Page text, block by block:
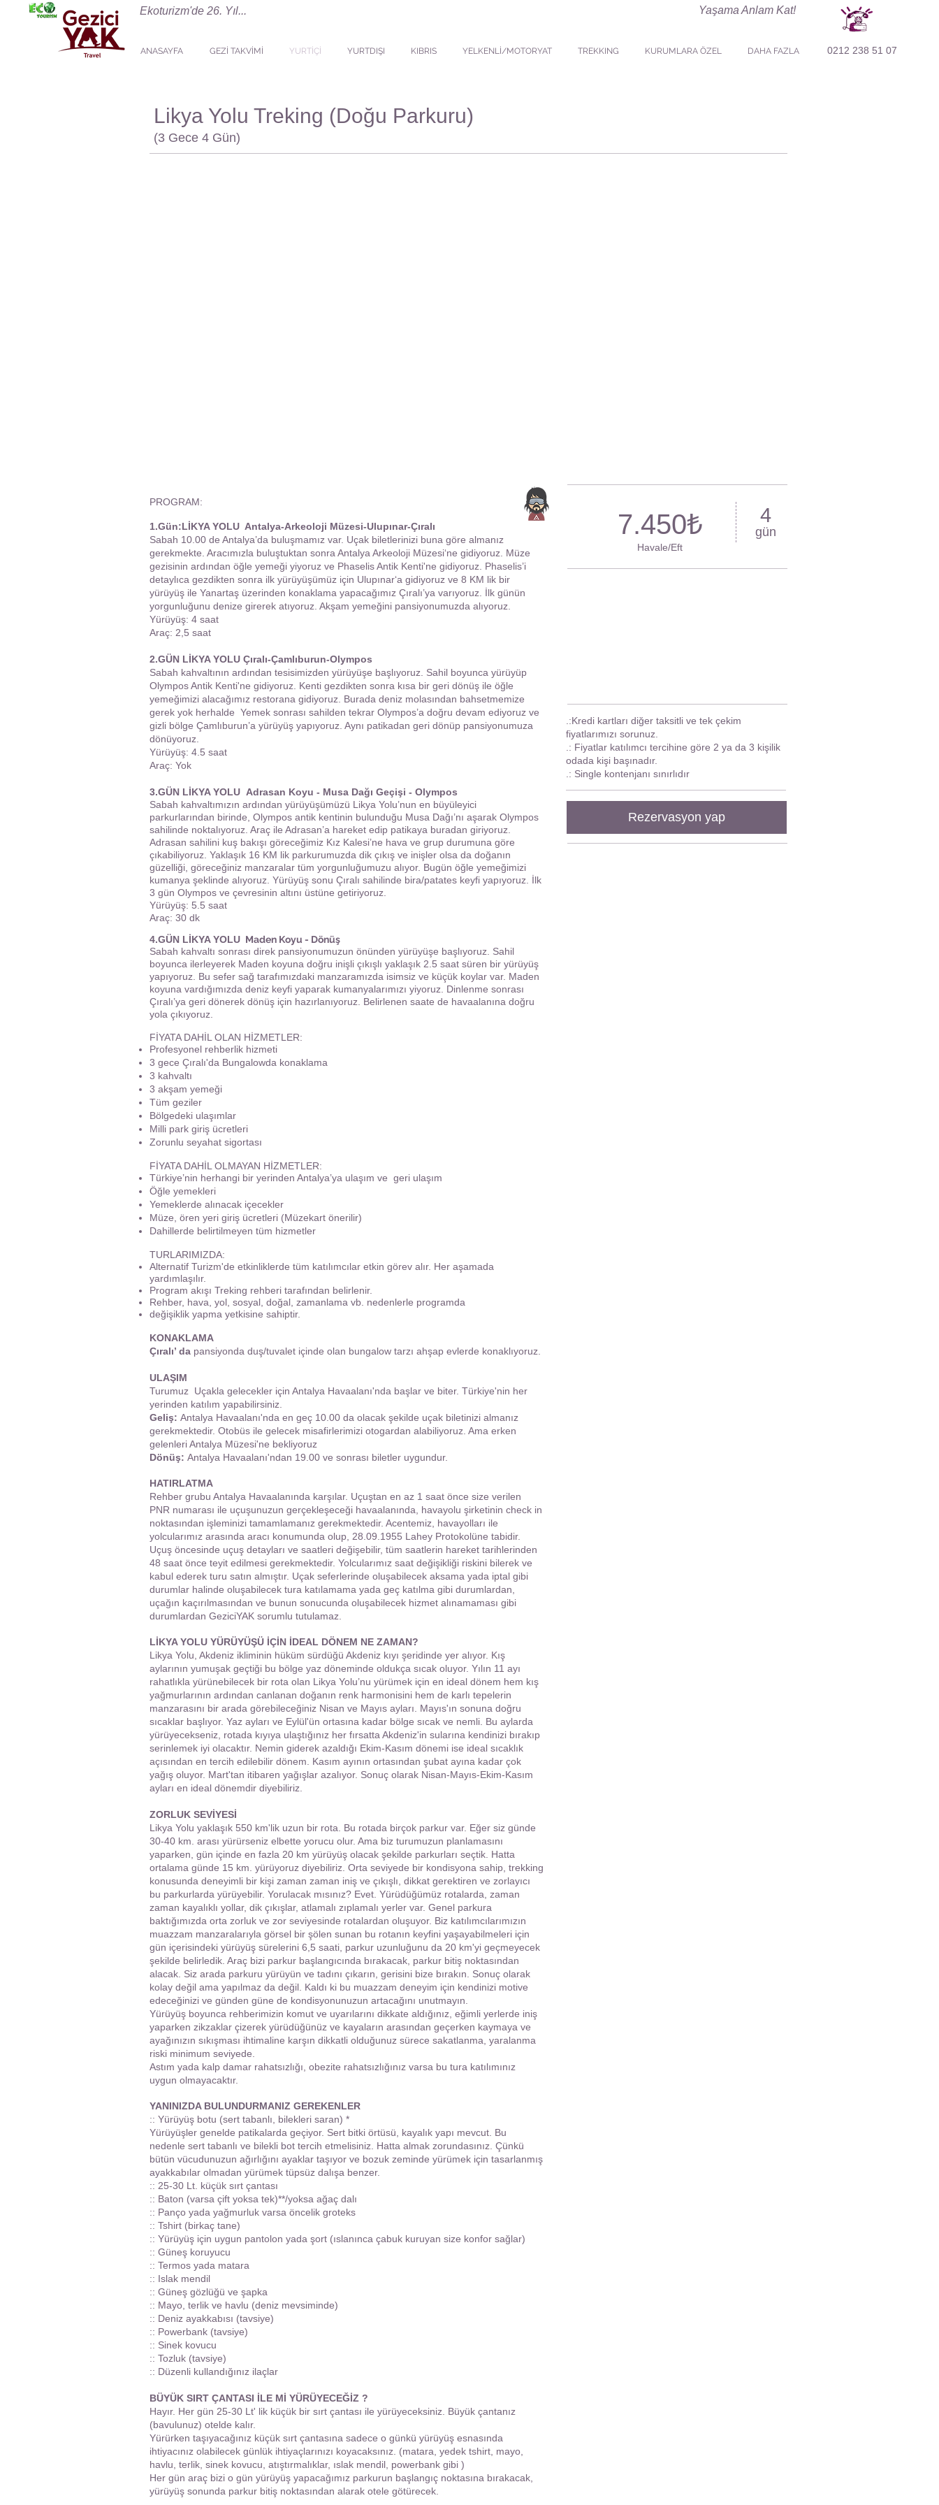
Ekoturizm'de 26. Yıl... Yaşama Anlam Kat!
ANASAYFA GEZİ TAKVİMİ YURTİÇİ YURTDIŞI KIBRIS YELKENLİ/MOTORYAT TREKKING KURUMLARA ÖZEL DAHA FAZLA 0212 238 51 07
Likya Yolu Treking (Doğu Parkuru)
(3 Gece 4 Gün)
PROGRAM:
1.Gün:LİKYA YOLU Antalya-Arkeoloji Müzesi-Ulupınar-Çıralı
Sabah 10.00 de Antalya’da buluşmamız var. Uçak biletlerinizi buna göre almanız
gerekmekte. Aracımızla buluştuktan sonra Antalya Arkeoloji Müzesi‘ne gidiyoruz. Müze
gezisinin ardından öğle yemeği yiyoruz ve Phaselis Antik Kenti'ne gidiyoruz. Phaselis’i
detaylıca gezdikten sonra ilk yürüyüşümüz için Ulupınar‘a gidiyoruz ve 8 KM lik bir
yürüyüş ile Yanartaş üzerinden konaklama yapacağımız Çıralı’ya varıyoruz. İlk günün
yorgunluğunu denize girerek atıyoruz. Akşam yemeğini pansiyonumuzda alıyoruz.
Yürüyüş: 4 saat
Araç: 2,5 saat
2.GÜN LİKYA YOLU Çıralı-Çamlıburun-Olympos
Sabah kahvaltının ardından tesisimizden yürüyüşe başlıyoruz. Sahil boyunca yürüyüp
Olympos Antik Kenti'ne gidiyoruz. Kenti gezdikten sonra kısa bir geri dönüş ile öğle
yemeğimizi alacağımız restorana gidiyoruz. Burada deniz molasından bahsetmemize
gerek yok herhalde Yemek sonrası sahilden tekrar Olympos’a doğru devam ediyoruz ve
gizli bölge Çamlıburun’a yürüyüş yapıyoruz. Aynı patikadan geri dönüp pansiyonumuza
dönüyoruz.
Yürüyüş: 4.5 saat
Araç: Yok
3.GÜN LİKYA YOLU Adrasan Koyu - Musa Dağı Geçişi - Olympos
Sabah kahvaltımızın ardından yürüyüşümüzü Likya Yolu’nun en büyüleyici
parkurlarından birinde, Olympos antik kentinin bulunduğu Musa Dağı’nı aşarak Olympos
sahilinde noktalıyoruz. Araç ile Adrasan’a hareket edip patikaya buradan giriyoruz.
Adrasan sahilini kuş bakışı göreceğimiz Kız Kalesi’ne hava ve grup durumuna göre
çıkabiliyoruz. Yaklaşık 16 KM lik parkurumuzda dik çıkış ve inişler olsa da doğanın
güzelliği, göreceğiniz manzaralar tüm yorgunluğumuzu alıyor. Bugün öğle yemeğimizi
kumanya şeklinde alıyoruz. Yürüyüş sonu Çıralı sahilinde bira/patates keyfi yapıyoruz. İlk
3 gün Olympos ve çevresinin altını üstüne getiriyoruz.
Yürüyüş: 5.5 saat
Araç: 30 dk
4.GÜN LİKYA YOLU Maden Koyu - Dönüş
Sabah kahvaltı sonrası direk pansiyonumuzun önünden yürüyüşe başlıyoruz. Sahil
boyunca ilerleyerek Maden koyuna doğru inişli çıkışlı yaklaşık 2.5 saat süren bir yürüyüş
yapıyoruz. Bu sefer sağ tarafımızdaki manzaramızda isimsiz ve küçük koylar var. Maden
koyuna vardığımızda deniz keyfi yaparak kumanyalarımızı yiyoruz. Dinlenme sonrası
Çıralı’ya geri dönerek dönüş için hazırlanıyoruz. Belirlenen saate de havaalanına doğru
yola çıkıyoruz.
FİYATA DAHİL OLAN HİZMETLER:
Profesyonel rehberlik hizmeti
3 gece Çıralı'da Bungalowda konaklama
3 kahvaltı
3 akşam yemeği
Tüm geziler
Bölgedeki ulaşımlar
Milli park giriş ücretleri
Zorunlu seyahat sigortası
FİYATA DAHİL OLMAYAN HİZMETLER:
Türkiye’nin herhangi bir yerinden Antalya’ya ulaşım ve geri ulaşım
Öğle yemekleri
Yemeklerde alınacak içecekler
Müze, ören yeri giriş ücretleri (Müzekart önerilir)
Dahillerde belirtilmeyen tüm hizmetler
TURLARIMIZDA:
Alternatif Turizm'de etkinliklerde tüm katılımcılar etkin görev alır. Her aşamada
yardımlaşılır.
Program akışı Treking rehberi tarafından belirlenir.
Rehber, hava, yol, sosyal, doğal, zamanlama vb. nedenlerle programda
değişiklik yapma yetkisine sahiptir.
KONAKLAMA
Çıralı’ da pansiyonda duş/tuvalet içinde olan bungalow tarzı ahşap evlerde konaklıyoruz.
ULAŞIM
Turumuz Uçakla gelecekler için Antalya Havaalanı'nda başlar ve biter. Türkiye'nin her
yerinden katılım yapabilirsiniz.
Geliş: Antalya Havaalanı'nda en geç 10.00 da olacak şekilde uçak biletinizi almanız
gerekmektedir. Otobüs ile gelecek misafirlerimizi otogardan alabiliyoruz. Ama erken
gelenleri Antalya Müzesi'ne bekliyoruz
Dönüş: Antalya Havaalanı'ndan 19.00 ve sonrası biletler uygundur.
HATIRLATMA
Rehber grubu Antalya Havaalanında karşılar. Uçuştan en az 1 saat önce size verilen
PNR numarası ile uçuşunuzun gerçekleşeceği havaalanında, havayolu şirketinin check in
noktasından işleminizi tamamlamanız gerekmektedir. Acentemiz, havayolları ile
yolcularımız arasında aracı konumunda olup, 28.09.1955 Lahey Protokolüne tabidir.
Uçuş öncesinde uçuş detayları ve saatleri değişebilir, tüm saatlerin hareket tarihlerinden
48 saat önce teyit edilmesi gerekmektedir. Yolcularımız saat değişikliği riskini bilerek ve
kabul ederek turu satın almıştır. Uçak seferlerinde oluşabilecek aksama yada iptal gibi
durumlar halinde oluşabilecek tura katılamama yada geç katılma gibi durumlardan,
uçağın kaçırılmasından ve bunun sonucunda oluşabilecek hizmet alınamaması gibi
durumlardan GeziciYAK sorumlu tutulamaz.
LİKYA YOLU YÜRÜYÜŞÜ İÇİN İDEAL DÖNEM NE ZAMAN?
Likya Yolu, Akdeniz ikliminin hüküm sürdüğü Akdeniz kıyı şeridinde yer alıyor. Kış
aylarının yumuşak geçtiği bu bölge yaz döneminde oldukça sıcak oluyor. Yılın 11 ayı
rahatlıkla yürünebilecek bir rota olan Likya Yolu’nu yürümek için en ideal dönem hem kış
yağmurlarının ardından canlanan doğanın renk harmonisini hem de karlı tepelerin
manzarasını bir arada görebileceğiniz Nisan ve Mayıs ayları. Mayıs'ın sonuna doğru
sıcaklar başlıyor. Yaz ayları ve Eylül'ün ortasına kadar bölge sıcak ve nemli. Bu aylarda
yürüyecekseniz, rotada kıyıya ulaştığınız her fırsatta Akdeniz'in sularına kendinizi bırakıp
serinlemek iyi olacaktır. Nemin giderek azaldığı Ekim-Kasım dönemi ise ideal sıcaklık
açısından en tercih edilebilir dönem. Kasım ayının ortasından şubat ayına kadar çok
yağış oluyor. Mart'tan itibaren yağışlar azalıyor. Sonuç olarak Nisan-Mayıs-Ekim-Kasım
ayları en ideal dönemdir diyebiliriz.
ZORLUK SEVİYESİ
Likya Yolu yaklaşık 550 km'lik uzun bir rota. Bu rotada birçok parkur var. Eğer siz günde
30-40 km. arası yürürseniz elbette yorucu olur. Ama biz turumuzun planlamasını
yaparken, gün içinde en fazla 20 km yürüyüş olacak şekilde parkurları seçtik. Hatta
ortalama günde 15 km. yürüyoruz diyebiliriz. Orta seviyede bir kondisyona sahip, trekking
konusunda deneyimli bir kişi zaman zaman iniş ve çıkışlı, dikkat gerektiren ve zorlayıcı
bu parkurlarda yürüyebilir. Yorulacak mısınız? Evet. Yürüdüğümüz rotalarda, zaman
zaman kayalıklı yollar, dik çıkışlar, atlamalı zıplamalı yerler var. Genel parkura
baktığımızda orta zorluk ve zor seviyesinde rotalardan oluşuyor. Biz katılımcılarımızın
muazzam manzaralarıyla görsel bir şölen sunan bu rotanın keyfini yaşayabilmeleri için
gün içerisindeki yürüyüş sürelerini 6,5 saati, parkur uzunluğunu da 20 km'yi geçmeyecek
şekilde belirledik. Araç bizi parkur başlangıcında bırakacak, parkur bitiş noktasından
alacak. Siz arada parkuru yürüyün ve tadını çıkarın, gerisini bize bırakın. Sonuç olarak
kolay değil ama yapılmaz da değil. Kaldı ki bu muazzam deneyim için kendinizi motive
edeceğinizi ve günden güne de kondisyonunuzun artacağını unutmayın.
Yürüyüş boyunca rehberimizin komut ve uyarılarını dikkate aldığınız, eğimli yerlerde iniş
yaparken zikzaklar çizerek yürüdüğünüz ve kayaların arasından geçerken kaymaya ve
ayağınızın sıkışması ihtimaline karşın dikkatli olduğunuz sürece sakatlanma, yaralanma
riski minimum seviyede.
Astım yada kalp damar rahatsızlığı, obezite rahatsızlığınız varsa bu tura katılımınız
uygun olmayacaktır.
YANINIZDA BULUNDURMANIZ GEREKENLER
:: Yürüyüş botu (sert tabanlı, bilekleri saran) *
Yürüyüşler genelde patikalarda geçiyor. Sert bitki örtüsü, kayalık yapı mevcut. Bu
nedenle sert tabanlı ve bilekli bot tercih etmelisiniz. Hatta almak zorundasınız. Çünkü
bütün vücudunuzun ağırlığını ayaklar taşıyor ve bozuk zeminde yürümek için tasarlanmış
ayakkabılar olmadan yürümek tüpsüz dalışa benzer.
:: 25-30 Lt. küçük sırt çantası
:: Baton (varsa çift yoksa tek)**/yoksa ağaç dalı
:: Panço yada yağmurluk varsa öncelik groteks
:: Tshirt (birkaç tane)
:: Yürüyüş için uygun pantolon yada şort (ıslanınca çabuk kuruyan size konfor sağlar)
:: Güneş koruyucu
:: Termos yada matara
:: Islak mendil
:: Güneş gözlüğü ve şapka
:: Mayo, terlik ve havlu (deniz mevsiminde)
:: Deniz ayakkabısı (tavsiye)
:: Powerbank (tavsiye)
:: Sinek kovucu
:: Tozluk (tavsiye)
:: Düzenli kullandığınız ilaçlar
BÜYÜK SIRT ÇANTASI İLE Mİ YÜRÜYECEĞİZ ?
Hayır. Her gün 25-30 Lt' lik küçük bir sırt çantası ile yürüyeceksiniz. Büyük çantanız
(bavulunuz) otelde kalır.
Yürürken taşıyacağınız küçük sırt çantasına sadece o günkü yürüyüş esnasında
ihtiyacınız olabilecek günlük ihtiyaçlarınızı koyacaksınız. (matara, yedek tshirt, mayo,
havlu, terlik, sinek kovucu, atıştırmalıklar, ıslak mendil, powerbank gibi )
Her gün araç bizi o gün yürüyüş yapacağımız parkurun başlangıç noktasına bırakacak,
yürüyüş sonunda parkur bitiş noktasından alarak otele götürecek.
7.450₺
Havale/Eft
4
gün
.:​Kredi kartları diğer taksitli ve tek çekim
fiyatlarımızı sorunuz.​
.: Fiyatlar katılımcı tercihine göre 2 ya da 3 kişilik
odada kişi başınadır.
.: Single kontenjanı sınırlıdır
Rezervasyon yap